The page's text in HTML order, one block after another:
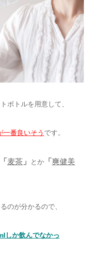
ボトルを用意して、
一番良いそう です。
「 麦茶」 とか「 爽健美
のが分かるので、
しか飲んでなかっ